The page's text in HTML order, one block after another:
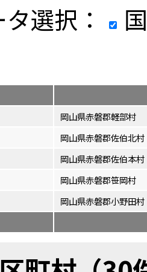
選択：
岡山県赤磐郡軽部村
岡山県赤磐郡佐伯北村
岡山県赤磐郡佐伯本村
岡山県赤磐郡笹岡村
岡山県赤磐郡小野田村